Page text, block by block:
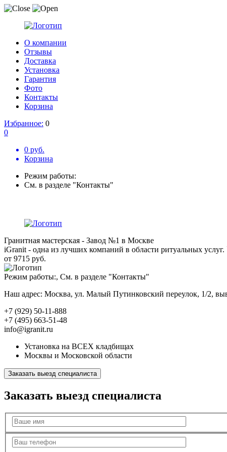
О компании
Отзывы
Доставка
Установка
Гарантия
Фото
Контакты
Корзина
Избранное: 0
0
0 руб.
Корзина
Режим работы:
См. в разделе "Контакты"
Гранитная мастерская - Завод №1 в Москве
iGranit - одна из лучших компаний в области ритуальных услуг.
от 9715 руб.
Режим работы:, См. в разделе "Контакты"
Наш адрес: Москва, ул. Малый Путинковский переулок, 1/2,
+7 (929) 50-11-888
+7 (495) 663-51-48
info@igranit.ru
Установка на ВСЕХ кладбищах
Москвы и Московской области
Заказать выезд специалиста
Заказать выезд специалиста